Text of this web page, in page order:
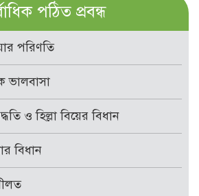
পঠিত প্রবন্ধ
পরিণতি
ভালবাসা
ও হিল্লা বিয়ের বিধান
বিধান